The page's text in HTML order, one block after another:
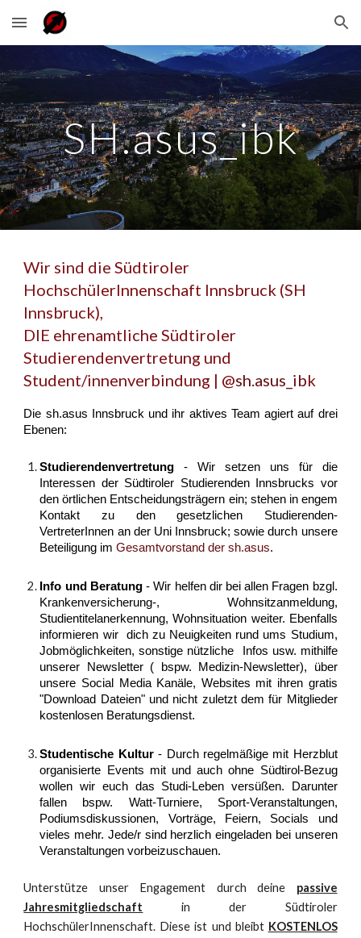
Skip to main content Skip to navigation
SH.asus_ibk
Wir sind die Südtiroler
HochschülerInnenschaft Innsbruck (SH
Innsbruck),
DIE ehrenamtliche Südtiroler
Studierendenvertretung und
Student/innenverbindung | @sh.asus_ibk
Die sh.asus Innsbruck und ihr aktives Team agiert auf drei
Ebenen:
Studierendenvertretung- Wir setzen uns für die
Interessen der Südtiroler Studierenden Innsbrucks vor
den örtlichen Entscheidungsträgern ein; stehen in engem
Kontakt zu den gesetzlichen Studierenden-
VertreterInnen an der Uni Innsbruck; sowie durch unsere
Beteiligung imGesamtvorstand der sh.asus.
Info und Beratung- Wir helfen dir bei allen Fragen bzgl.
Krankenversicherung-, Wohnsitzanmeldung,
Studientitelanerkennung, Wohnsituation weiter. Ebenfalls
informieren wir dich zu Neuigkeiten rund ums Studium,
Jobmöglichkeiten, sonstige nützliche Infos usw. mithilfe
unserer Newsletter ( bspw. Medizin-Newsletter), über
unsere Social Media Kanäle, Websites mit ihren gratis
"Download Dateien" und nicht zuletzt dem für Mitglieder
kostenlosen Beratungsdienst.
Studentische Kultur- Durch regelmäßige mit Herzblut
organisierte Events mit und auch ohne Südtirol-Bezug
wollen wir euch das Studi-Leben versüßen. Darunter
fallen bspw. Watt-Turniere, Sport-Veranstaltungen,
Podiumsdiskussionen, Vorträge, Feiern, Socials und
vieles mehr. Jede/r sind herzlich eingeladen bei unseren
Veranstaltungen vorbeizuschauen.
Unterstütze unser Engagement durch deine passive
Jahresmitgliedschaft in der Südtiroler
HochschülerInnenschaft. Diese ist und bleibt KOSTENLOS